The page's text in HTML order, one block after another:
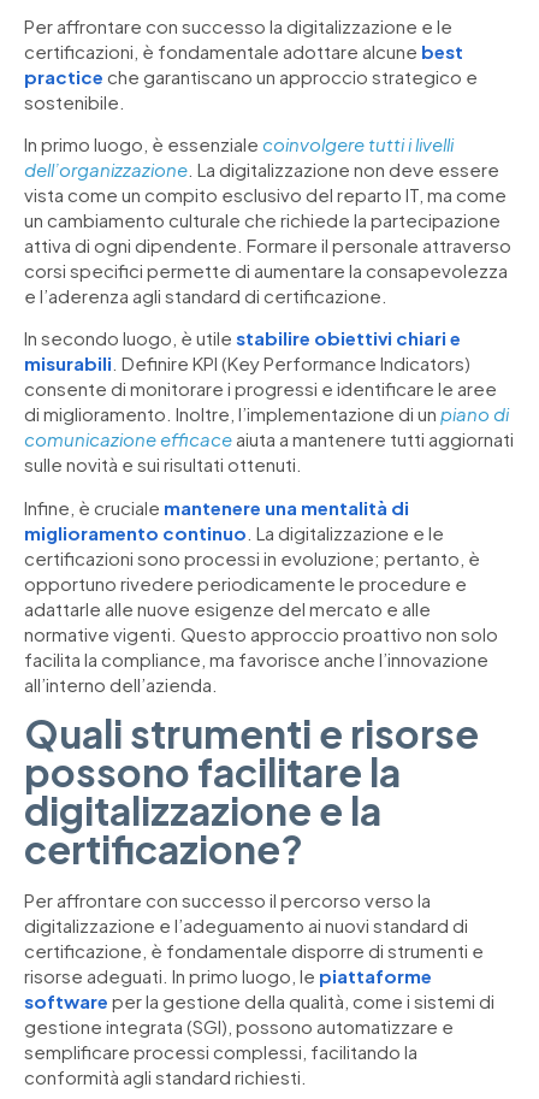
Per affrontare con successo la digitalizzazione e le
certificazioni, è fondamentale adottare alcune best
practice che garantiscano un approccio strategico e
sostenibile.
In primo luogo, è essenziale coinvolgere tutti i livelli
dell’organizzazione . La digitalizzazione non deve essere
vista come un compito esclusivo del reparto IT, ma come
un cambiamento culturale che richiede la partecipazione
attiva di ogni dipendente. Formare il personale attraverso
corsi specifici permette di aumentare la consapevolezza
e l’aderenza agli standard di certificazione.
In secondo luogo, è utile stabilire obiettivi chiari e
misurabili . Definire KPI (Key Performance Indicators)
consente di monitorare i progressi e identificare le aree
di miglioramento. Inoltre, l’implementazione di un piano di
comunicazione efficace aiuta a mantenere tutti aggiornati
sulle novità e sui risultati ottenuti.
Infine, è cruciale mantenere una mentalità di
miglioramento continuo . La digitalizzazione e le
certificazioni sono processi in evoluzione; pertanto, è
opportuno rivedere periodicamente le procedure e
adattarle alle nuove esigenze del mercato e alle
normative vigenti. Questo approccio proattivo non solo
facilita la compliance, ma favorisce anche l’innovazione
all’interno dell’azienda.
Quali strumenti e risorse
possono facilitare la
digitalizzazione e la
certificazione?
Per affrontare con successo il percorso verso la
digitalizzazione e l’adeguamento ai nuovi standard di
certificazione, è fondamentale disporre di strumenti e
risorse adeguati. In primo luogo, le piattaforme
software per la gestione della qualità, come i sistemi di
gestione integrata (SGI), possono automatizzare e
semplificare processi complessi, facilitando la
conformità agli standard richiesti.